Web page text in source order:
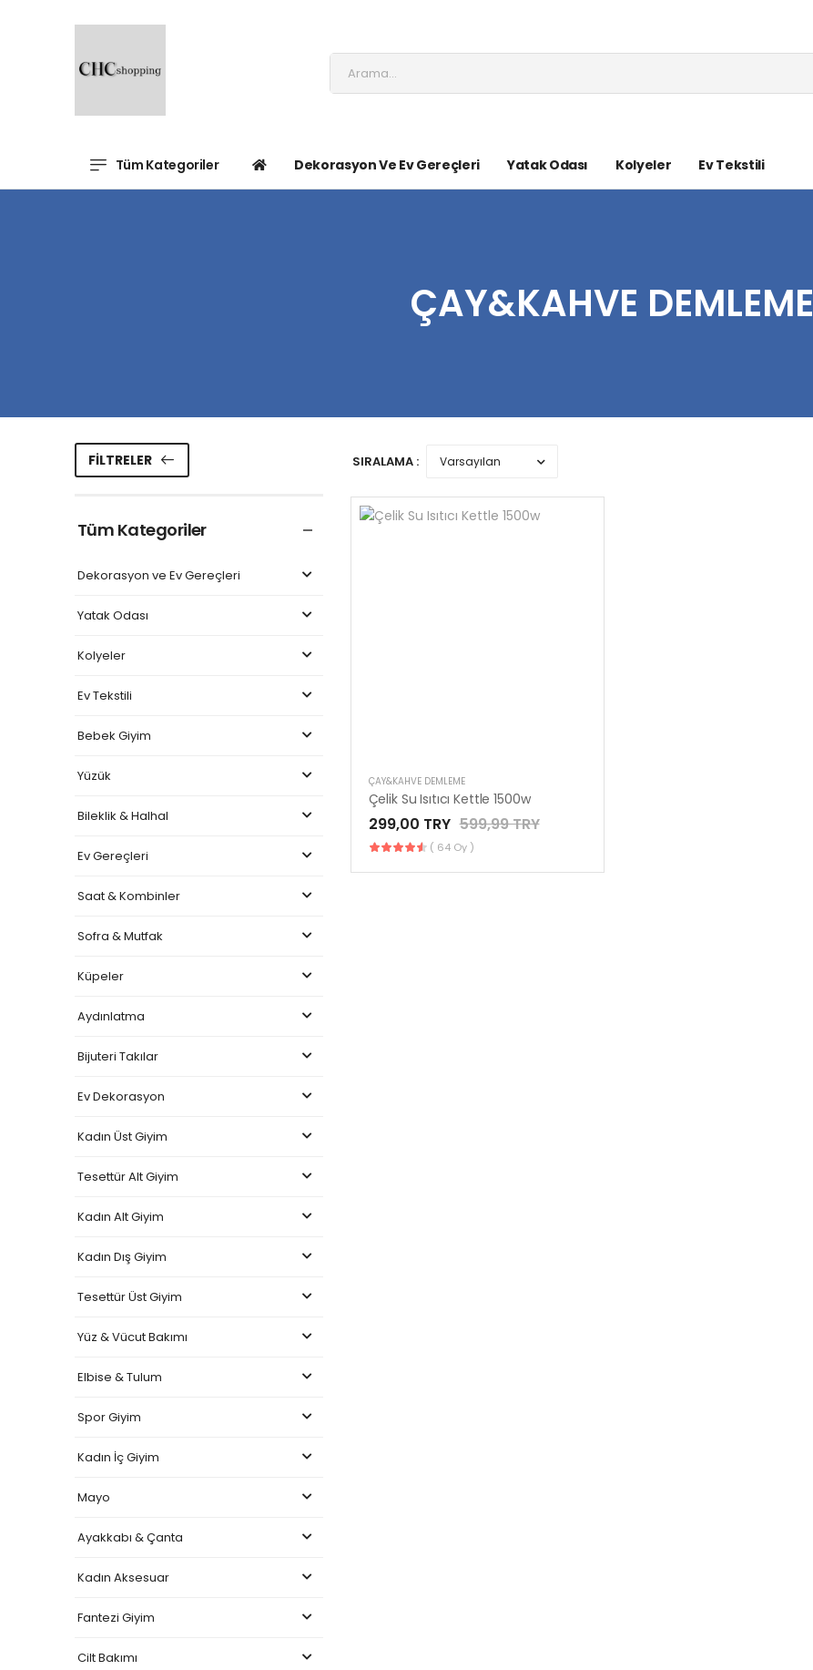
Tüm Kategoriler Dekorasyon Ve Ev Gereçleri Yatak Odası Kolyeler Ev Tekstili
ÇAY&KAHVE DEMLEME
FILTRELER
Tüm Kategoriler
Dekorasyon ve Ev Gereçleri
Yatak Odası
Kolyeler
Ev Tekstili
Bebek Giyim
Yüzük
Bileklik & Halhal
Ev Gereçleri
Saat & Kombinler
Sofra & Mutfak
Küpeler
Aydınlatma
Bijuteri Takılar
Ev Dekorasyon
Kadın Üst Giyim
Tesettür Alt Giyim
Kadın Alt Giyim
Kadın Dış Giyim
Tesettür Üst Giyim
Yüz & Vücut Bakımı
Elbise & Tulum
Spor Giyim
Kadın İç Giyim
Mayo
Ayakkabı & Çanta
Kadın Aksesuar
Fantezi Giyim
Cilt Bakımı
SIRALAMA :
ÇAY&KAHVE DEMLEME
Çelik Su Isıtıcı Kettle 1500w
299,00 TRY 599,99 TRY
( 64 Oy )